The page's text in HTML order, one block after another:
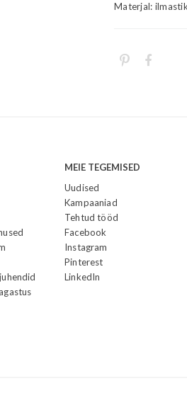
Materjal:
MEIE TEGEMISED
Uudised
Kampaaniad
Tehtud tööd
Facebook
Instagram
Pinterest
LinkedIn